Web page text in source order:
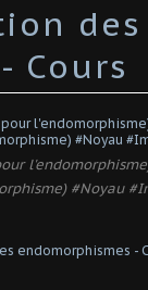
des
Cours
#Noyau